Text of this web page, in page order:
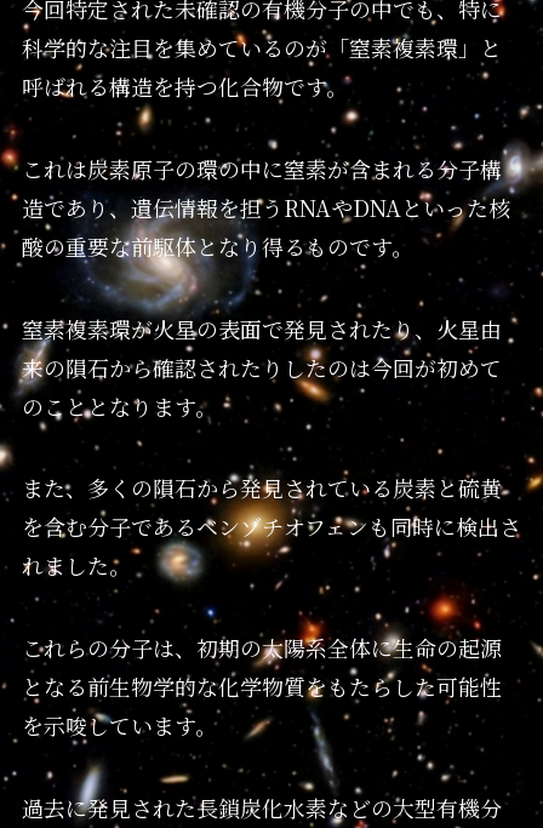
今回特定された未確認の有機分子の中でも、特に
科学的な注目を集めているのが「窒素複素環」と
呼ばれる構造を持つ化合物です。
これは炭素原子の環の中に窒素が含まれる分子構
造であり、遺伝情報を担うRNAやDNAといった核
酸の重要な前駆体となり得るものです。
窒素複素環が火星の表面で発見されたり、火星由
来の隕石から確認されたりしたのは今回が初めて
のこととなります。
また、多くの隕石から発見されている炭素と硫黄
を含む分子であるベンゾチオフェンも同時に検出さ
れました。
これらの分子は、初期の太陽系全体に生命の起源
となる前生物学的な化学物質をもたらした可能性
を示唆しています。
過去に発見された長鎖炭化水素などの大型有機分